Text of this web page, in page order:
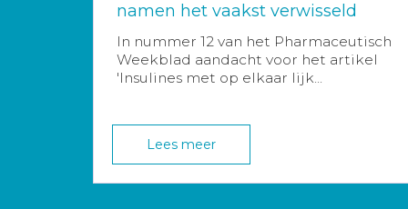
namen het vaakst verwisseld
In nummer 12 van het Pharmaceutisch
Weekblad aandacht voor het artikel
'Insulines met op elkaar lijk...
Lees meer